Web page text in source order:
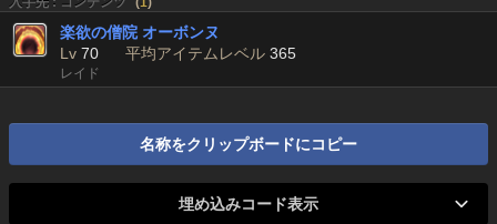
楽欲の僧院 オーボンヌ
Lv 70 平均アイテムレベル 365
レイド
名称をクリップボードにコピー
埋め込みコード表示